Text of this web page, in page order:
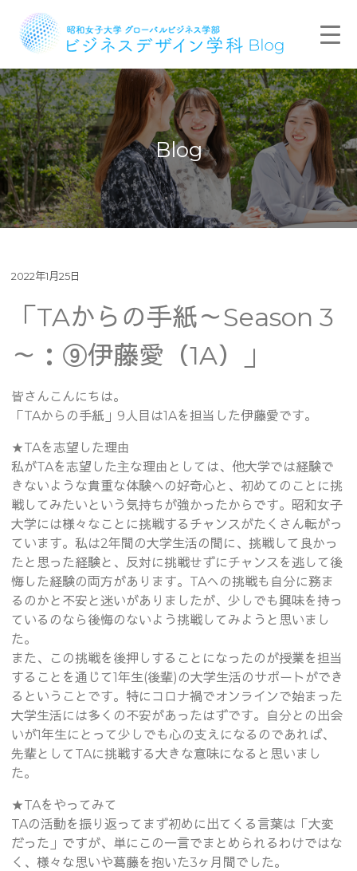
Blog
2022年1月25日
「TAからの手紙～Season 3
～：⑨伊藤愛（1A）」
皆さんこんにちは。
「TAからの手紙」9人目は1Aを担当した伊藤愛です。
★TAを志望した理由
私がTAを志望した主な理由としては、他大学では経験で
きないような貴重な体験への好奇心と、初めてのことに挑
戦してみたいという気持ちが強かったからです。昭和女子
大学には様々なことに挑戦するチャンスがたくさん転がっ
ています。私は2年間の大学生活の間に、挑戦して良かっ
たと思った経験と、反対に挑戦せずにチャンスを逃して後
悔した経験の両方があります。TAへの挑戦も自分に務ま
るのかと不安と迷いがありましたが、少しでも興味を持っ
ているのなら後悔のないよう挑戦してみようと思いまし
た。
また、この挑戦を後押しすることになったのが授業を担当
することを通じて1年生(後輩)の大学生活のサポートができ
るということです。特にコロナ禍でオンラインで始まった
大学生活には多くの不安があったはずです。自分との出会
いが1年生にとって少しでも心の支えになるのであれば、
先輩としてTAに挑戦する大きな意味になると思いまし
た。
★TAをやってみて
TAの活動を振り返ってまず初めに出てくる言葉は「大変
だった」ですが、単にこの一言でまとめられるわけではな
く、様々な思いや葛藤を抱いた3ヶ月間でした。